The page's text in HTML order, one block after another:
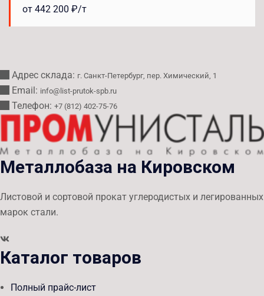
от 442 200 ₽/т
Адрес склада: г. Санкт-Петербург, пер. Химический, 1
Email: info@list-prutok-spb.ru
Телефон: +7 (812) 402-75-76
Металлобаза на Кировском
Листовой и сортовой прокат углеродистых и легированных
марок стали.
Каталог товаров
Полный прайс-лист